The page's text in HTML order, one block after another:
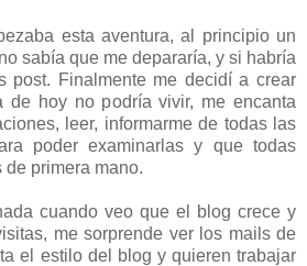
esta aventura, al principio un
sabía que me depararía, y si habría
post. Finalmente me decidí a crear
hoy no podría vivir, me encanta
leer, informarme de todas las
poder examinarlas y que todas
primera mano.
cuando veo que el blog crece y
me sorprende ver los mails de
el estilo del blog y quieren trabajar